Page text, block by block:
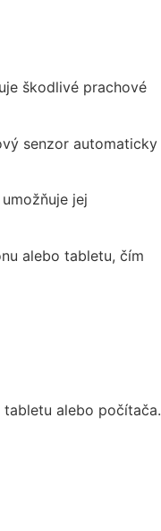
škodlivé prachové
senzor automaticky
jej
alebo tabletu, čím
alebo počítača.